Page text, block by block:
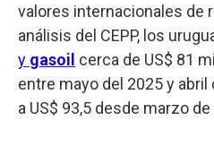
valores internacionales de
análisis del CEPP, los
y gasoil cerca de US$ 81
entre mayo del 2025 y
a US$ 93,5 desde marzo de